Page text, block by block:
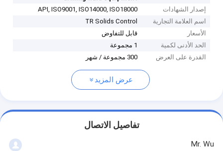
إصدار الشهادات
API, ISO9001, ISO14000, ISO18000
اسم العلامة التجارية
TR Solids Control
الأسعار
قابل للتفاوض
الحد الأدنى لكمية
1 مجموعة
القدرة على العرض
300 مجموعة / شهر
عرض المزيد
تفاصيل الاتصال
Mr. Wu